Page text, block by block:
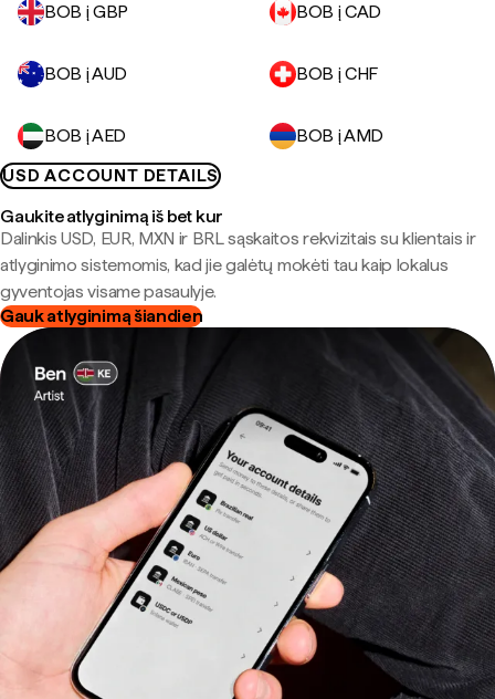
BOB į GBP BOB į CAD
BOB į AUD BOB į CHF
BOB į AED
BOB į AMD
USD ACCOUNT DETAILS
Gaukite atlyginimą iš bet kur
Dalinkis USD, EUR, MXN ir BRL sąskaitos rekvizitais su klientais ir
atlyginimo sistemomis, kad jie galėtų mokėti tau kaip lokalus
gyventojas visame pasaulyje.
Gauk atlyginimą šiandien